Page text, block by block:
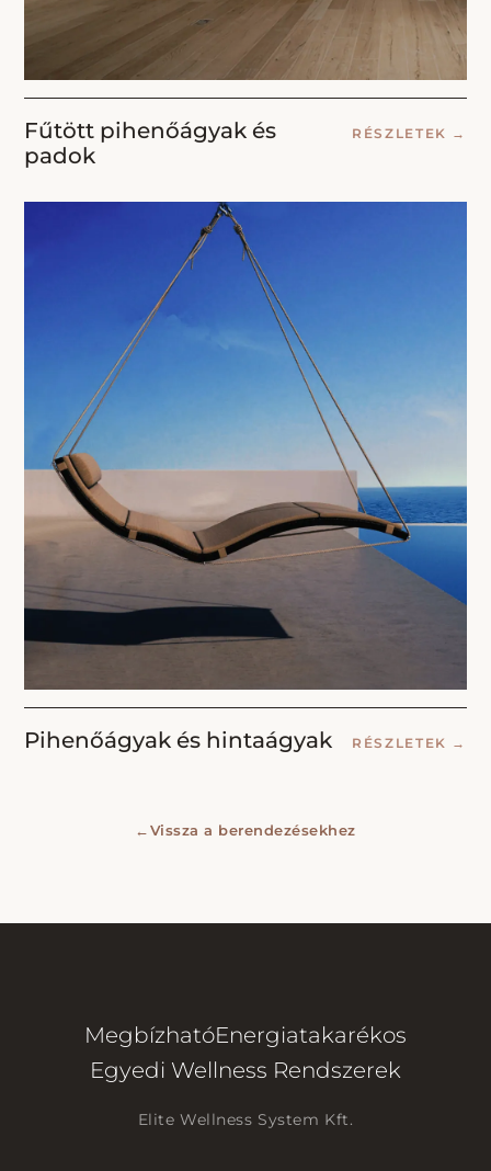
Fűtött pihenőágyak és
padok
RÉSZLETEK →
Pihenőágyak és hintaágyak RÉSZLETEK →
←Vissza a berendezésekhez
MegbízhatóEnergiatakarékos
Egyedi Wellness Rendszerek
Elite Wellness System Kft.